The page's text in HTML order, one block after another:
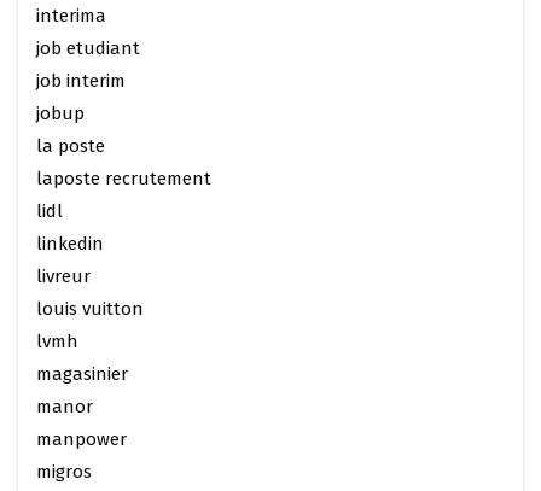
interima
job etudiant
job interim
jobup
la poste
laposte recrutement
lidl
linkedin
livreur
louis vuitton
lvmh
magasinier
manor
manpower
migros